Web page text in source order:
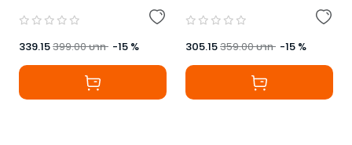
339.15399.00บาท -15 % 305.15359.00บาท -15 %